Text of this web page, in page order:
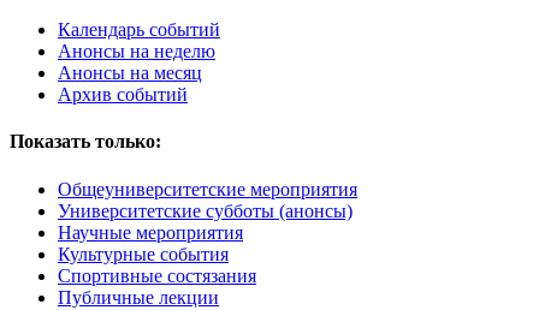
Календарь событий
Анонсы на неделю
Анонсы на месяц
Архив событий
Показать только:
Общеуниверситетские мероприятия
Университетские субботы (анонсы)
Научные мероприятия
Культурные события
Спортивные состязания
Публичные лекции